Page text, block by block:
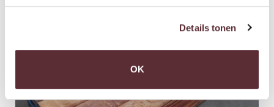
Details tonen
OK